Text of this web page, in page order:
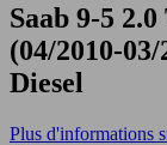
Saab 9-5
(04/2010-
Diesel
Plus d'informations